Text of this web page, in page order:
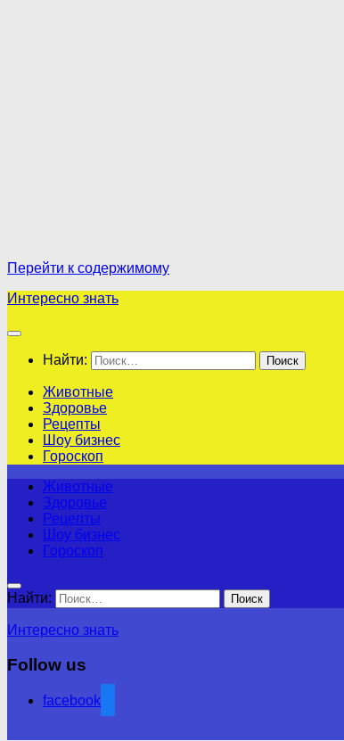
Перейти к содержимому
Интересно знать
Найти:
Животные
Здоровье
Рецепты
Шоу бизнес
Гороскоп
Животные
Здоровье
Рецепты
Шоу бизнес
Гороскоп
Найти:
Интересно знать
Follow us
facebook